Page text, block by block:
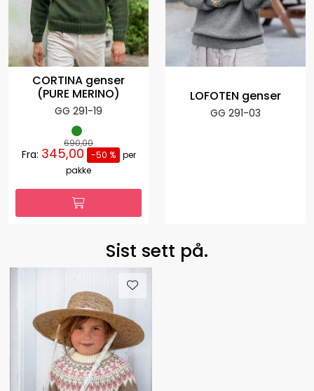
CORTINA genser
(PURE MERINO)
GG 291-19
690,00
Fra: 345,00 -50 %
per
pakke
LOFOTEN genser
GG 291-03
Sist sett på.